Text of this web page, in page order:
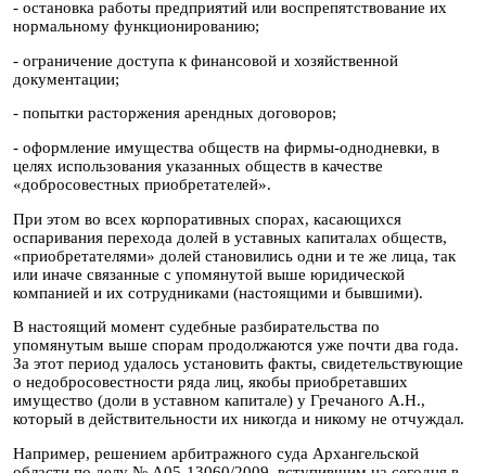
- остановка работы предприятий или воспрепятствование их
нормальному функционированию;
- ограничение доступа к финансовой и хозяйственной
документации;
- попытки расторжения арендных договоров;
- оформление имущества обществ на фирмы-однодневки, в
целях использования указанных обществ в качестве
«добросовестных приобретателей».
При этом во всех корпоративных спорах, касающихся
оспаривания перехода долей в уставных капиталах обществ,
«приобретателями» долей становились одни и те же лица, так
или иначе связанные с упомянутой выше юридической
компанией и их сотрудниками (настоящими и бывшими).
В настоящий момент судебные разбирательства по
упомянутым выше спорам продолжаются уже почти два года.
За этот период удалось установить факты, свидетельствующие
о недобросовестности ряда лиц, якобы приобретавших
имущество (доли в уставном капитале) у Гречаного А.Н.,
который в действительности их никогда и никому не отчуждал.
Например, решением арбитражного суда Архангельской